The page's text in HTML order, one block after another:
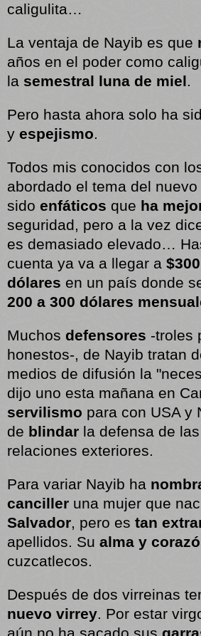
caligulita…
La ventaja de Nayib es que
años en el poder como
la semestral luna de miel.
Pero hasta ahora solo ha
y espejismo.
Todos mis conocidos con
abordado el tema del
sido enfáticos que ha
seguridad, pero a la vez
es demasiado elevado…
cuenta ya va a llegar a
dólares en un país donde
200 a 300 dólares
Muchos defensores -troles
honestos-, de Nayib tratan
medios de difusión la
dijo uno esta mañana en
servilismo para con USA y
de blindar la defensa de
relaciones exteriores.
Para variar Nayib ha
canciller una mujer que
Salvador, pero es tan
apellidos. Su alma y
cuzcatlecos.
Después de dos virreinas
nuevo virrey. Por estar